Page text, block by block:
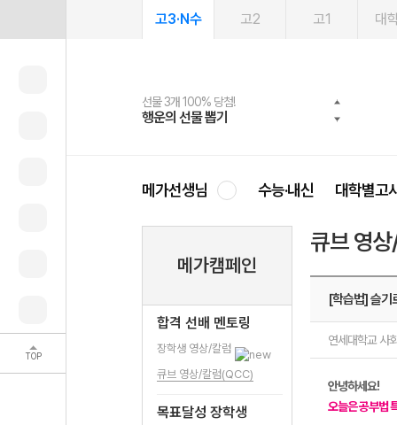
TOP
고3·N수 고2 고1 대
선물 3개 100% 당첨!
행운의 선물 뽑기
선물 100% 증정!
메가스터디 X 올리브
2027 러셀 단과
강사 공개선발
스마트러닝앱
설문 EVENT
메가패스
3일 무료 체험권
메가패스 수강생 무료혜택!
메가클럽 멤버십
사회공헌 캠페인
희망이룸 메가나눔
메가선생님 수능·내신 대학별고
메가캠페인
합격 선배 멘토링
장학생 영상/칼럼
큐브 영상/칼럼(QCC)
목표달성 장학생
큐브 영
[학습법] 슬기
연세대학교 사
안녕하세요!
오늘은 공부법